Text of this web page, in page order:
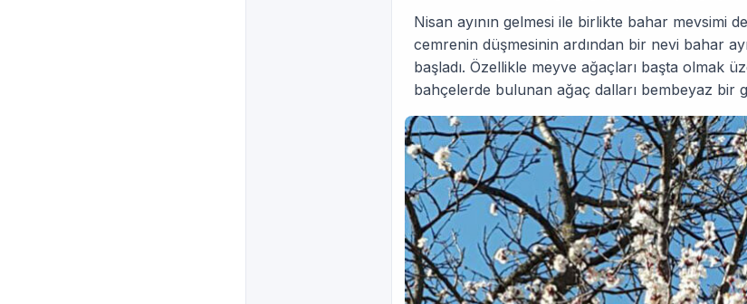
Nisan ayının gelmesi ile birlikte bahar mevsimi
cemrenin düşmesinin ardından bir nevi bahar
başladı. Özellikle meyve ağaçları başta olmak
bahçelerde bulunan ağaç dalları bembeyaz bir